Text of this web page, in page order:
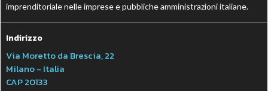
imprenditoriale nelle imprese e pubbliche amministrazioni italiane.
Indirizzo
Via Moretto da Brescia, 22
Milano - Italia
CAP 20133